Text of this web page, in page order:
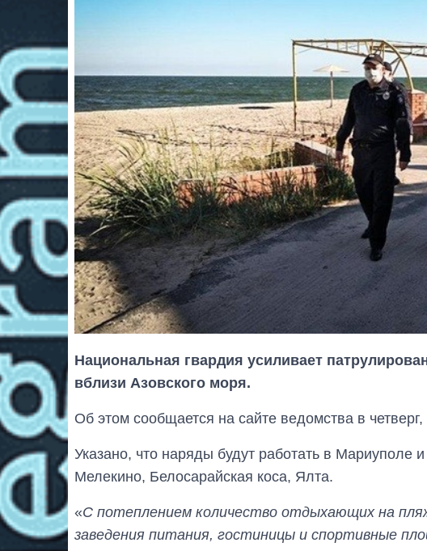
Национальная гвардия усиливает
вблизи Азовского моря.
Об этом сообщается на сайте ведомства в
Указано, что наряды будут работать в Мариуполе
Мелекино, Белосарайская коса, Ялта.
«С потеплением количество отдыхающих на
заведения питания, гостиницы и спортивные